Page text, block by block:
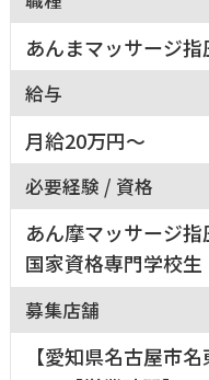
あんまマッサージ指
給与
月給20万円～
必要経験 / 資格
あん摩マッサージ指
国家資格専門学校生
募集店舗
【愛知県名古屋市